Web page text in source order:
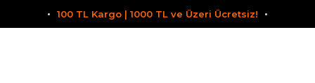
100 TL Kargo | 1000 TL ve Üzeri Ücretsiz!